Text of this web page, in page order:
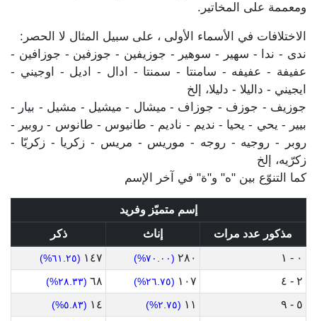
ومعممة على المخاتير.
الاختلافات في الأسماء الأولى ، على سبيل المثال لا الحصر:
ندى - ندا - سهير - سوهير - جوزيفين - جوزفين - جوزافين -
عفيفة - عفيفه - سامنتا - سمنتا - ادال - اديل - اوجيني -
ايجيني - داليلا - دليلا، إلخ
جوزيف - جوزف - جوزاف - ميشال - ميشيل - مشيل - بيار -
بيير - يحي - يحيا - نديم - ناديم - طانيوس - طانوس - روبير -
روبر - روجيه - روجه - موريس - مريس - زكريا - زكريّا -
زكرّيه، إلخ
كما التنوّع بين "ه" و"ة" في آخر الإسم
إسم متميّز وفريد
مذكور عدد مرات
إناث
ذكر
٠ - ١
٢٨٠ (٧٠.٠٠%) ١٤٧ (٦١.٢٥%)
٢ - ٤ ١٠٧ (٢٦.٧٥%) ٦٨ (٢٨.٣٣%)
٥ - ٩ ١١ (٢.٧٥%) ١٤ (٥.٨٣%)